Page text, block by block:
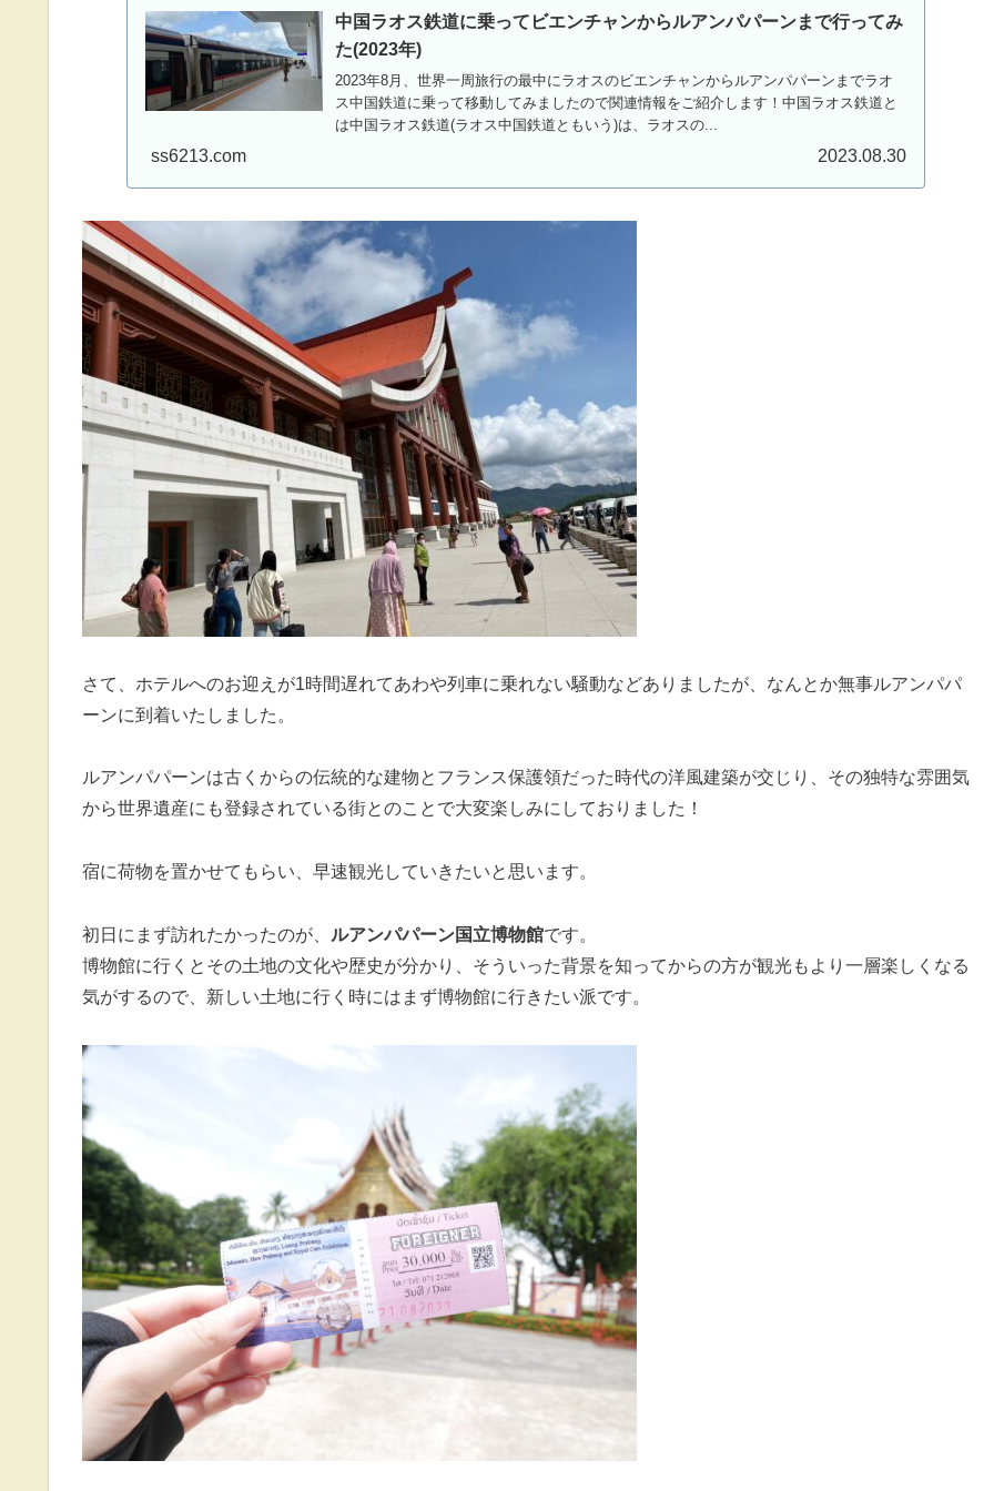
中国ラオス鉄道に乗ってビエンチャンからルアンパパーンまで行ってみ
た(2023年)
2023年8月、世界一周旅行の最中にラオスのビエンチャンからルアンパパーンまでラオ
ス中国鉄道に乗って移動してみましたので関連情報をご紹介します！中国ラオス鉄道と
は中国ラオス鉄道(ラオス中国鉄道ともいう)は、ラオスの...
ss6213.com 2023.08.30
さて、ホテルへのお迎えが1時間遅れてあわや列車に乗れない騒動などありましたが、なんとか無事ルアンパパ
ーンに到着いたしました。
ルアンパパーンは古くからの伝統的な建物とフランス保護領だった時代の洋風建築が交じり、その独特な雰囲気
から世界遺産にも登録されている街とのことで大変楽しみにしておりました！
宿に荷物を置かせてもらい、早速観光していきたいと思います。
初日にまず訪れたかったのが、 ルアンパパーン国立博物館です。
博物館に行くとその土地の文化や歴史が分かり、そういった背景を知ってからの方が観光もより一層楽しくなる
気がするので、新しい土地に行く時にはまず博物館に行きたい派です。